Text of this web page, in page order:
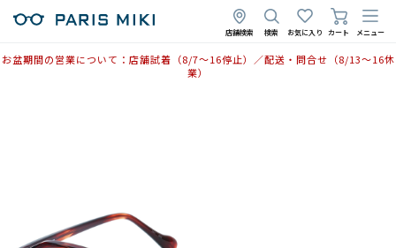
店舗検索 検索 お気に入り カート メニュー
お盆期間の営業について：店舗試着（8/7〜16停止）／配送・問合せ（8/13〜16休
業）
2025年6月13日